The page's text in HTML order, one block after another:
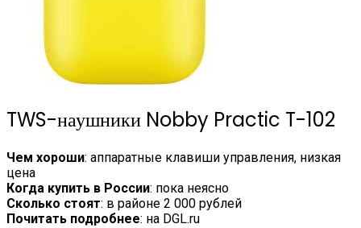
TWS-наушники Nobby Practic T-102
Чем хороши: аппаратные клавиши управления, низкая
цена
Когда купить в России: пока неясно
Сколько стоят: в районе 2 000 рублей
Почитать подробнее: на DGL.ru